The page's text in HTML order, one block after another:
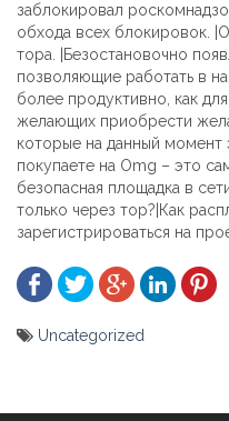
заблокировал
обхода всех блокировок.
тора. |Безостановочно
позволяющие работать в
более продуктивно, как
желающих приобрести
которые на данный момент
покупаете на Omg – это
безопасная площадка в
только через тор?|Как
зарегистрироваться на
Uncategorized